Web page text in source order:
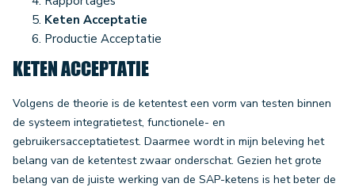
Keten Acceptatie
Productie Acceptatie
KETEN ACCEPTATIE
Volgens de theorie is de ketentest een vorm van testen binnen
de systeem integratietest, functionele- en
gebruikersacceptatietest. Daarmee wordt in mijn beleving het
belang van de ketentest zwaar onderschat. Gezien het grote
belang van de juiste werking van de SAP-ketens is het beter de